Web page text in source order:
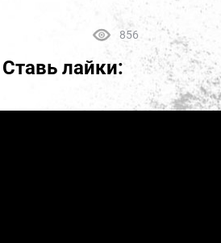
856
Ставь лайки: